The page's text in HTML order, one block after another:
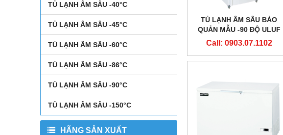
TỦ LẠNH ÂM SÂU -40°C
TỦ LẠNH ÂM SÂU -45°C
TỦ LẠNH ÂM SÂU -60°C
TỦ LẠNH ÂM SÂU -86°C
TỦ LẠNH ÂM SÂU -90°C
TỦ LẠNH ÂM SÂU -150°C
HÃNG SẢN XUẤT
TỦ LẠNH ÂM SÂU BẢO
QUẢN MẪU -90 ĐỘ ULUF
490-2M HÃNG ARCTIKO -
Call: 0903.07.1102